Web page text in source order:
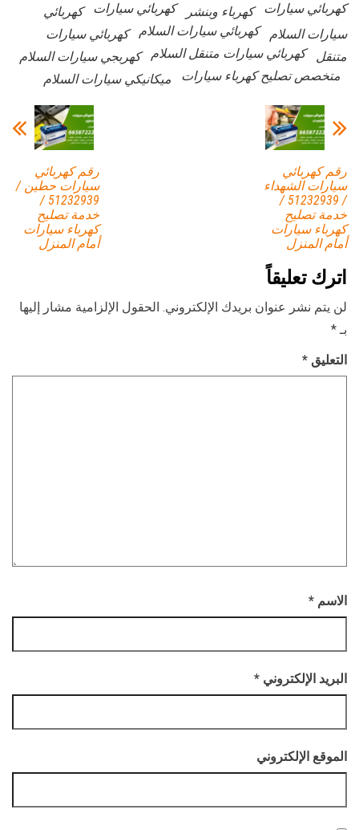
كهربائي سيارات
كهرباء وبنشر كهربائي سيارات
كهربائي
سيارات السلام
كهربائي سيارات السلام
كهربائي سيارات
متنقل
كهربائي سيارات متنقل السلام
كهربجي سيارات السلام
متخصص تصليح كهرباء سيارات
ميكانيكي سيارات السلام
رقم كهربائي
سيارات حطين /
51232939‬ /
خدمة تصليح
كهرباء سيارات
أمام المنزل
رقم كهربائي
سيارات الشهداء
/ 51232939‬ /
خدمة تصليح
كهرباء سيارات
أمام المنزل
اترك تعليقاً
لن يتم نشر عنوان بريدك الإلكتروني. الحقول الإلزامية مشار إليها
بـ *
التعليق *
الاسم *
البريد الإلكتروني *
الموقع الإلكتروني